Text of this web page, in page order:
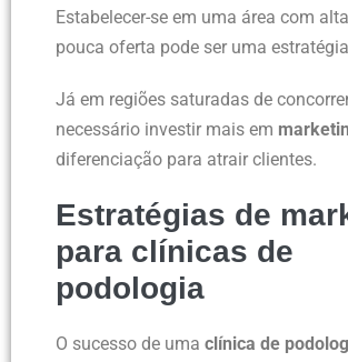
Estabelecer-se em uma área com
pouca oferta pode ser uma
Já em regiões saturadas de
necessário investir mais em
diferenciação para atrair clientes.
Estratégias de
para clínicas de
podologia
O sucesso de uma clínica de